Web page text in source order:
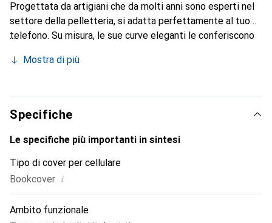
Progettata da artigiani che da molti anni sono esperti nel
settore della pelletteria, si adatta perfettamente al tuo
telefono. Su misura, le sue curve eleganti le conferiscono
indispensabile per il tuo smartphone. Il marchio Noreve è
alta qualità ed è una scelta sicura per una clientela
esigente.
Mostra di più
Specifiche
Le specifiche più importanti in sintesi
Tipo di cover per cellulare
Bookcover i
Ambito funzionale